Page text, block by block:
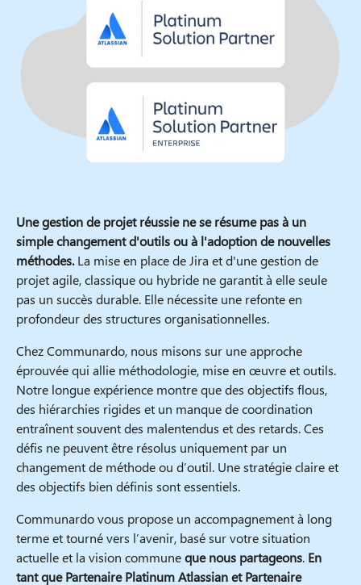
Une gestion de projet réussie ne se résume pas à un
simple changement d'outils ou à l'adoption de nouvelles
méthodes.La mise en place de Jira et d'une gestion de
projet agile, classique ou hybride ne garantit à elle seule
pas un succès durable. Elle nécessite une refonte en
profondeur des structures organisationnelles.
Chez Communardo, nous misons sur une approche
éprouvée qui allie méthodologie, mise en œuvre et outils.
Notre longue expérience montre que des objectifs flous,
des hiérarchies rigides et un manque de coordination
entraînent souvent des malentendus et des retards. Ces
défis ne peuvent être résolus uniquement par un
changement de méthode ou d’outil. Une stratégie claire et
des objectifs bien définis sont essentiels.
Communardo vous propose un accompagnement à long
terme et tourné vers l’avenir, basé sur votre situation
actuelle et la vision communeque nous partageons. En
tant que Partenaire Platinum Atlassian et Partenaire